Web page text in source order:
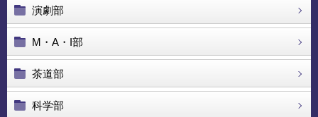
演劇部
M・A・I部
茶道部
科学部